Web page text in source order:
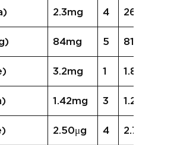
2.3mg 4 26.0mg
84mg 5 81mg
3.2mg 1 1.8mg
1.42mg 3 1.23mg
2.50μg 4 2.71μg